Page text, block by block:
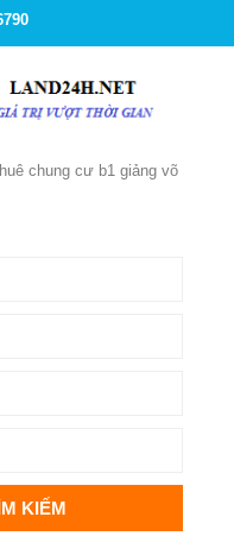
chung cư b1 giảng võ